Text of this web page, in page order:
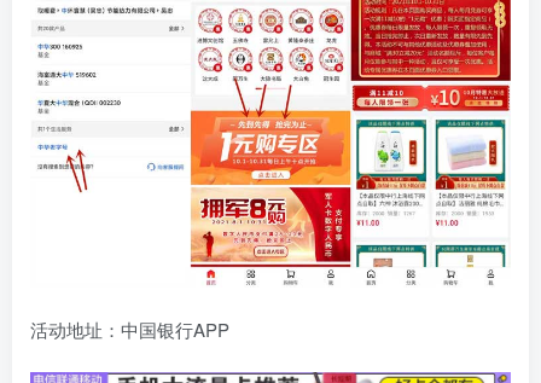
活动地址：中国银行APP